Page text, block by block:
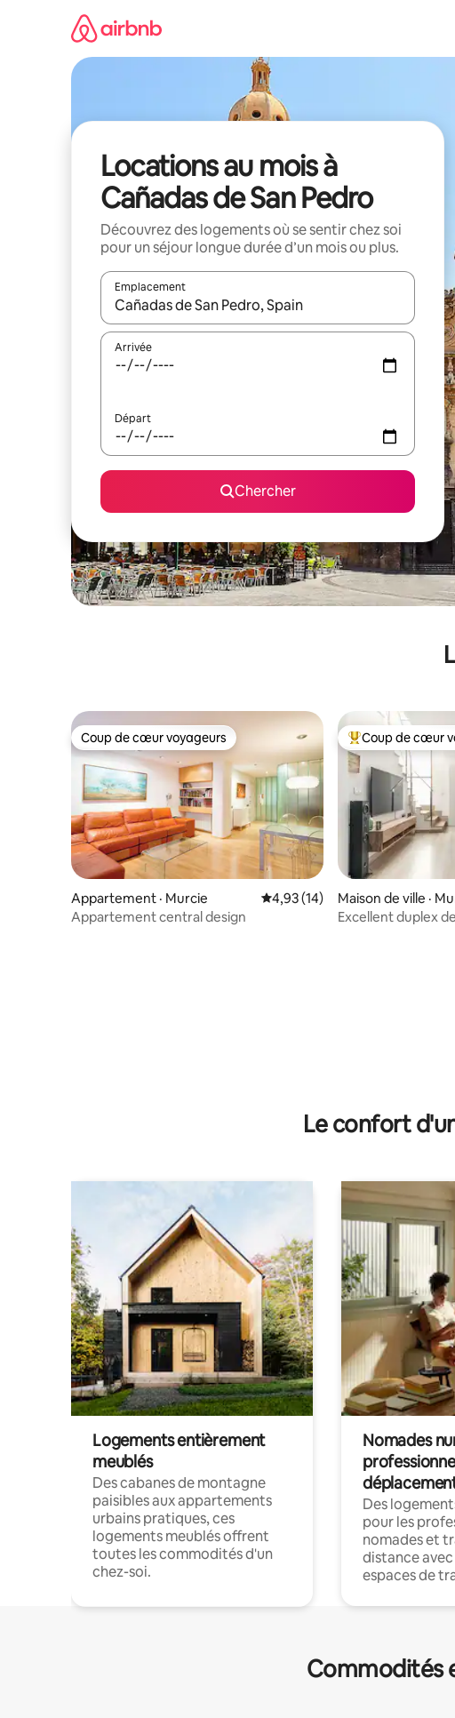
Locations au mois à
Cañadas de San Pedro
Découvrez des logements où se sentir chez soi
pour un séjour longue durée d’un mois ou plus.
Emplacement
Quand les résultats sont affichés, parcourez-les en
Arrivée
Départ
Chercher
Coup de cœur voyageurs
Coup de cœur voyageurs
Appartement · Murcie Note moyenne de 4,93 sur 5,
4,93 (14)
Appartement central design
Coup de cœur
Coup de cœur
Maison de ville ·
Excellent duplex
Le confort
Logements entièrement
meublés
Des cabanes de montagne
paisibles aux appartements
urbains pratiques, ces
logements meublés offrent
toutes les commodités d'un
chez-soi.
Nomades
Des
pour les
nomades et
distance
espaces de
Commodités